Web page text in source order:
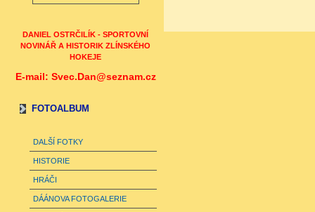
DANIEL OSTRČILÍK - SPORTOVNÍ
NOVINÁŘ A HISTORIK ZLÍNSKÉHO
HOKEJE
E-mail: Svec.Dan@seznam.cz
FOTOALBUM
DALŠÍ FOTKY
HISTORIE
HRÁČI
DÁÁNOVA FOTOGALERIE